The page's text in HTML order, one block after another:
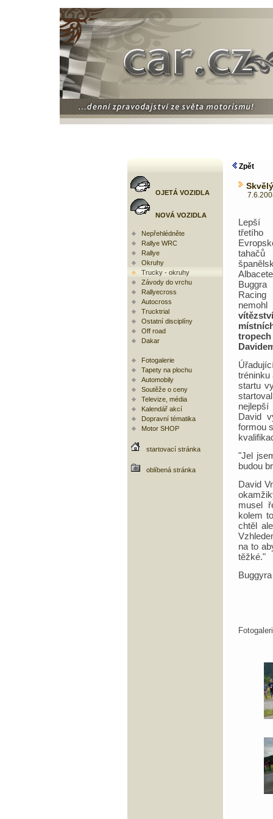
OJETÁ VOZIDLA
NOVÁ VOZIDLA
Nepřehlédněte
Rallye WRC
Rallye
Okruhy
Trucky - okruhy
Závody do vrchu
Rallyecross
Autocross
Trucktrial
Ostatní disciplíny
Off road
Dakar
Fotogalerie
Tapety na plochu
Automobily
Soutěže o ceny
Televize, média
Kalendář akcí
Dopravní tématika
Motor SHOP
startovací stránka
oblíbená stránka
Zpět
Lepší
Buggra
tréninku
startu
David
formou
"Jel
budou
David
musel
kolem
chtěl
na to
těžké."
Buggyra